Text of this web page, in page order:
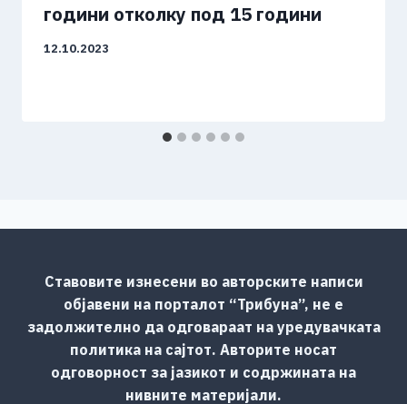
години отколку под 15 години
12.10.2023
Ставовите изнесени во авторските написи
објавени на порталот “Трибуна”, не е
задолжително да одговараат на уредувачката
политика на сајтот. Авторите носат
одговорност за јазикот и содржината на
нивните материјали.